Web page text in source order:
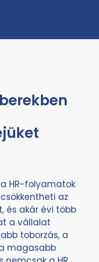
HR-folyamatok
az
és akár évi több
a vállalat
toborzás, a
magasabb